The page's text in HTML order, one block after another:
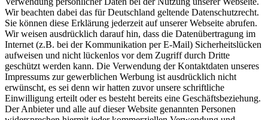
Wir beachten dabei das für Deutschland geltende Datenschutzrecht.
Sie können diese Erklärung jederzeit auf unserer Webseite abrufen.
Wir weisen ausdrücklich darauf hin, dass die Datenübertragung im
Internet (z.B. bei der Kommunikation per E-Mail) Sicherheitslücken
aufweisen und nicht lückenlos vor dem Zugriff durch Dritte
geschützt werden kann. Die Verwendung der Kontaktdaten unseres
Impressums zur gewerblichen Werbung ist ausdrücklich nicht
erwünscht, es sei denn wir hatten zuvor unsere schriftliche
Einwilligung erteilt oder es besteht bereits eine Geschäftsbeziehung.
Der Anbieter und alle auf dieser Website genannten Personen